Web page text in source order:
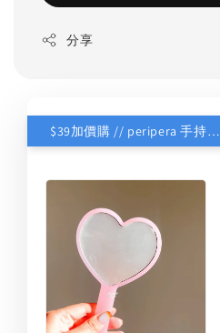
分享
$39加價購 // peripera 手持化妝鏡